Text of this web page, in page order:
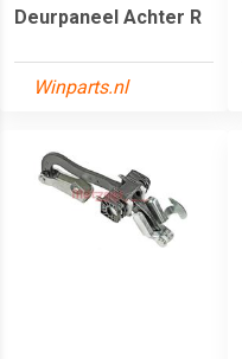
Deurpaneel Achter R
Winparts.nl